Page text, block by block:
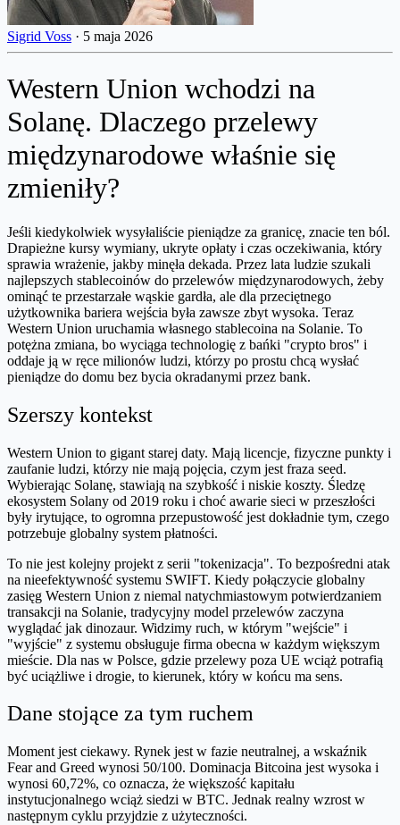
Sigrid Voss · 5 maja 2026
Western Union wchodzi na
Solanę. Dlaczego przelewy
międzynarodowe właśnie się
zmieniły?
Jeśli kiedykolwiek wysyłaliście pieniądze za granicę, znacie ten ból.
Drapieżne kursy wymiany, ukryte opłaty i czas oczekiwania, który
sprawia wrażenie, jakby minęła dekada. Przez lata ludzie szukali
najlepszych stablecoinów do przelewów międzynarodowych, żeby
ominąć te przestarzałe wąskie gardła, ale dla przeciętnego
użytkownika bariera wejścia była zawsze zbyt wysoka. Teraz
Western Union uruchamia własnego stablecoina na Solanie. To
potężna zmiana, bo wyciąga technologię z bańki "crypto bros" i
oddaje ją w ręce milionów ludzi, którzy po prostu chcą wysłać
pieniądze do domu bez bycia okradanymi przez bank.
Szerszy kontekst
Western Union to gigant starej daty. Mają licencje, fizyczne punkty i
zaufanie ludzi, którzy nie mają pojęcia, czym jest fraza seed.
Wybierając Solanę, stawiają na szybkość i niskie koszty. Śledzę
ekosystem Solany od 2019 roku i choć awarie sieci w przeszłości
były irytujące, to ogromna przepustowość jest dokładnie tym, czego
potrzebuje globalny system płatności.
To nie jest kolejny projekt z serii "tokenizacja". To bezpośredni atak
na nieefektywność systemu SWIFT. Kiedy połączycie globalny
zasięg Western Union z niemal natychmiastowym potwierdzaniem
transakcji na Solanie, tradycyjny model przelewów zaczyna
wyglądać jak dinozaur. Widzimy ruch, w którym "wejście" i
"wyjście" z systemu obsługuje firma obecna w każdym większym
mieście. Dla nas w Polsce, gdzie przelewy poza UE wciąż potrafią
być uciążliwe i drogie, to kierunek, który w końcu ma sens.
Dane stojące za tym ruchem
Moment jest ciekawy. Rynek jest w fazie neutralnej, a wskaźnik
Fear and Greed wynosi 50/100. Dominacja Bitcoina jest wysoka i
wynosi 60,72%, co oznacza, że większość kapitału
instytucjonalnego wciąż siedzi w BTC. Jednak realny wzrost w
następnym cyklu przyjdzie z użyteczności.